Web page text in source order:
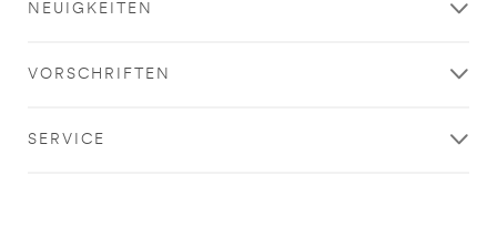
NEUIGKEITEN
VORSCHRIFTEN
SERVICE